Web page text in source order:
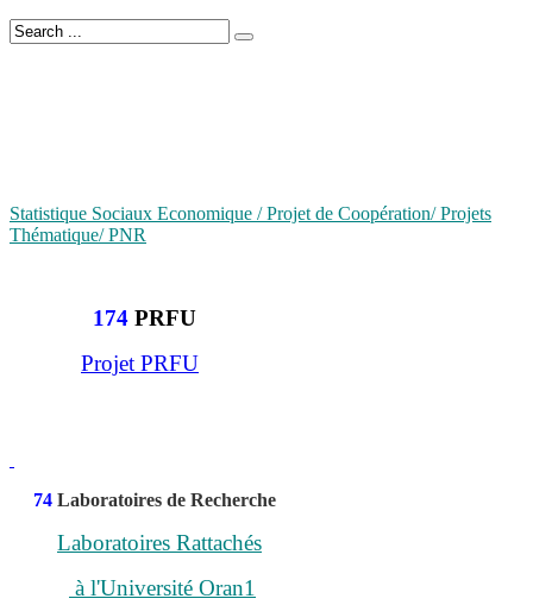
Statistique Sociaux Economique / Projet de Coopération/ Projets
Thématique/ PNR
174 PRFU
Projet PRFU
74 Laboratoires de Recherche
Laboratoires Rattachés
à l'Université Oran1